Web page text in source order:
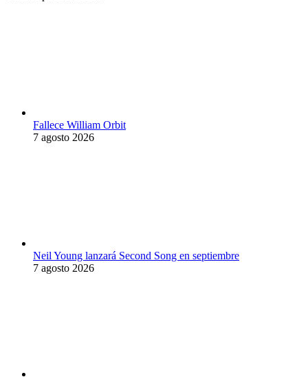
Fallece William Orbit
7 agosto 2026
Neil Young lanzará Second Song en septiembre
7 agosto 2026